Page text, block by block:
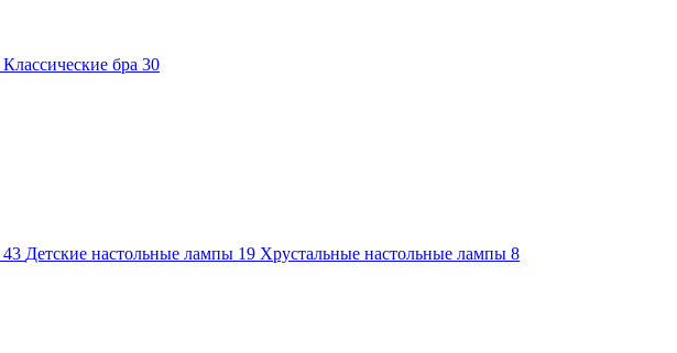
Классические бра 30
43 Детские настольные лампы 19 Хрустальные настольные лампы 8